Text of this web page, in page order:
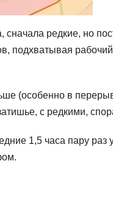
сначала редкие, но
подхватывая рабочий
(особенно в
с редкими,
1,5 часа пару раз